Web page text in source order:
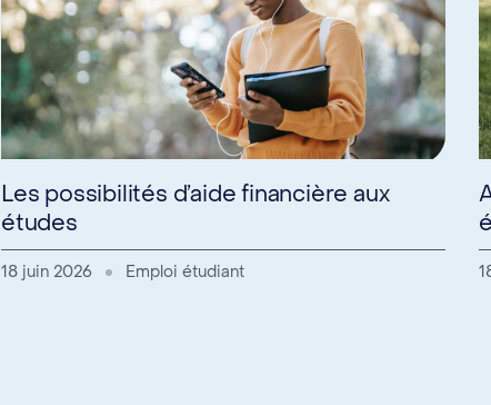
Les possibilités d’aide financière aux
études
18 juin 2026 Emploi étudiant